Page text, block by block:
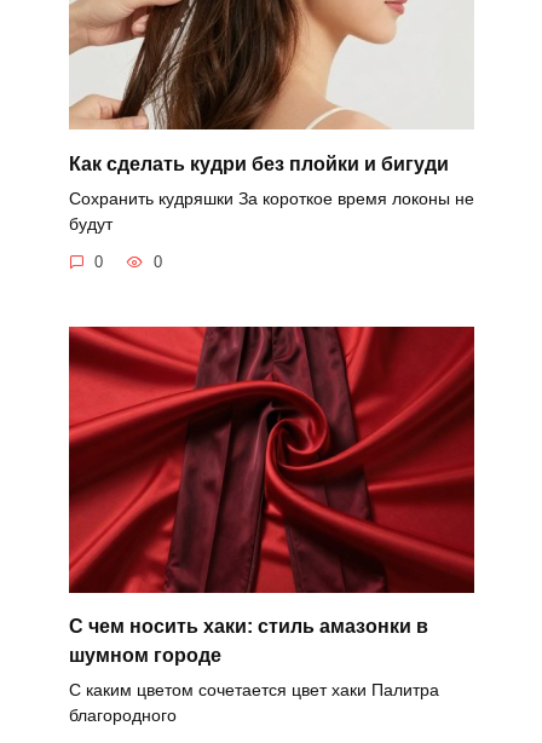
Как сделать кудри без плойки и бигуди
Сохранить кудряшки За короткое время локоны не
будут
0 0
С чем носить хаки: стиль амазонки в
шумном городе
С каким цветом сочетается цвет хаки Палитра
благородного